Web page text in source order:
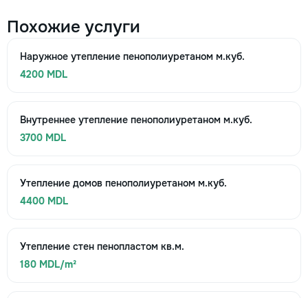
Похожие услуги
Наружное утепление пенополиуретаном м.куб.
4200 MDL
Внутреннее утепление пенополиуретаном м.куб.
3700 MDL
Утепление домов пенополиуретаном м.куб.
4400 MDL
Утепление стен пенопластом кв.м.
180 MDL/m²